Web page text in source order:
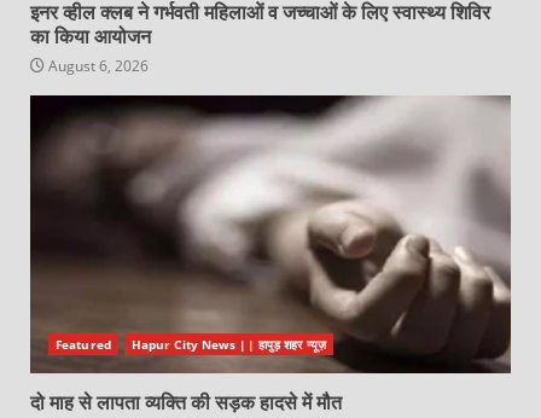
इनर व्हील क्लब ने गर्भवती महिलाओं व जच्चाओं के लिए स्वास्थ्य शिविर
का किया आयोजन
August 6, 2026
Featured Hapur City News || हापुड़ शहर न्यूज़
दो माह से लापता व्यक्ति की सड़क हादसे में मौत